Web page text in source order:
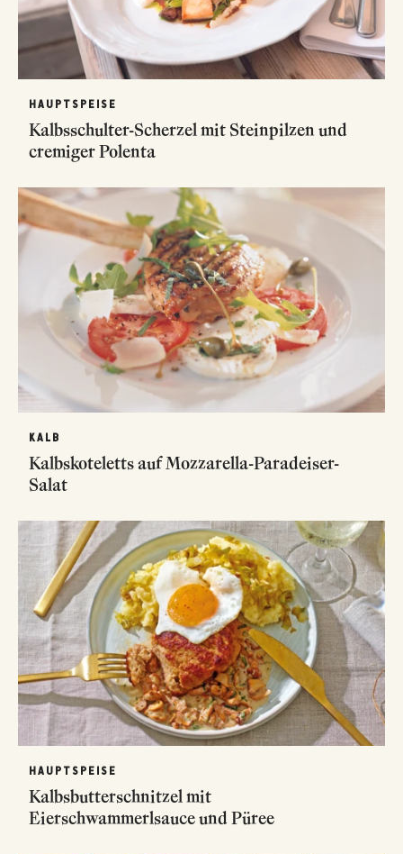
HAUPTSPEISE
Kalbsschulter-Scherzel mit Steinpilzen und
cremiger Polenta
KALB
Kalbskoteletts auf Mozzarella-Paradeiser-
Salat
HAUPTSPEISE
Kalbsbutterschnitzel mit
Eierschwammerlsauce und Püree